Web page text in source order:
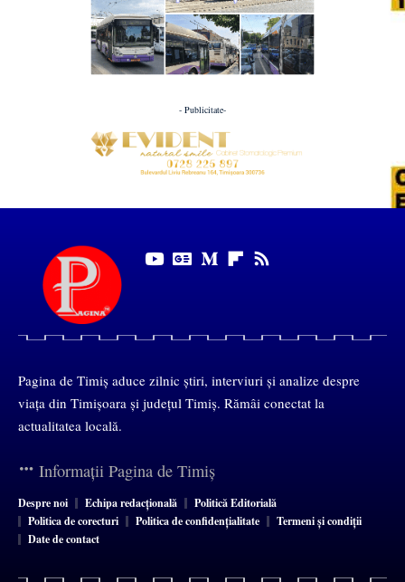
- Publicitate-
Pagina de Timiș aduce zilnic știri, interviuri și analize despre
viața din Timișoara și județul Timiș. Rămâi conectat la
actualitatea locală.
Informații Pagina de Timiș
Despre noi Echipa redacțională
Politică Editorială
Politica de corecturi
Politica de confidențialitate
Termeni și condiții
Date de contact